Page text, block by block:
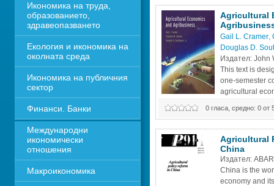
Икономика на труда,
образованието,
здравеопазването
Екология и икономика на
околната среда
Икономика на публичния
сектор
Финанси. Банки
Международни
икономически
отношения
Макроикономика
covers in this practical, thorough
Agricultural
Gail L. Cramer,
Douglas D.
Издател: John
This text is
one-semester
agricultural
of the agricultural industry, then
Principles of economics are used
student that
0 гласа, средно: 0 от
Agricultural
China
Издател:
China is the
economy and